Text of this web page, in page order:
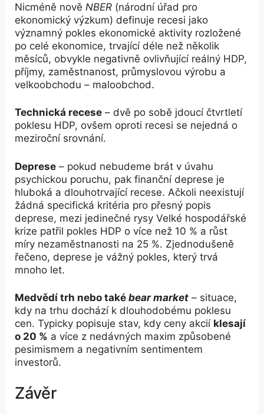
Nicméně nově NBER (národní úřad pro
ekonomický výzkum) definuje recesi jako
významný pokles ekonomické aktivity rozložené
po celé ekonomice, trvající déle než několik
měsíců, obvykle negativně ovlivňující reálný HDP,
příjmy, zaměstnanost, průmyslovou výrobu a
velkoobchodu – maloobchod.
Technická recese – dvě po sobě jdoucí čtvrtletí
poklesu HDP, ovšem oproti recesi se nejedná o
meziroční srovnání.
Deprese – pokud nebudeme brát v úvahu
psychickou poruchu, pak finanční deprese je
hluboká a dlouhotrvající recese. Ačkoli neexistují
žádná specifická kritéria pro přesný popis
deprese, mezi jedinečné rysy Velké hospodářské
krize patřil pokles HDP o více než 10 % a růst
míry nezaměstnanosti na 25 %. Zjednodušeně
řečeno, deprese je vážný pokles, který trvá
mnoho let.
Medvědí trh nebo také bear market – situace,
kdy na trhu dochází k dlouhodobému poklesu
cen. Typicky popisuje stav, kdy ceny akcií klesají
o 20 % a více z nedávných maxim způsobené
pesimismem a negativním sentimentem
investorů.
Závěr